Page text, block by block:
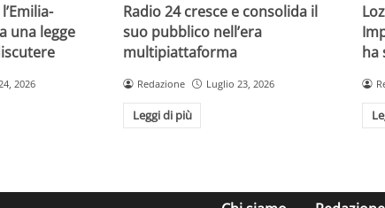
una legge
2026
Radio 24 cresce e consolida il
suo pubblico nell’era
multipiattaforma
Redazione Luglio 23, 2026
Leggi di più
ha